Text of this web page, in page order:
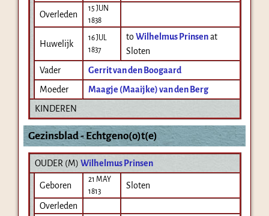
Overleden
15 JUN
1838
Huwelijk
16 JUL
1837
toWilhelmus Prinsen at
Sloten
Vader
Gerrit van den Boogaard
Moeder
Maagje (Maaijke) van den Berg
KINDEREN
Gezinsblad - Echtgeno(o)t(e)
OUDER (M) Wilhelmus Prinsen
Geboren
21 MAY
1813
Sloten
Overleden